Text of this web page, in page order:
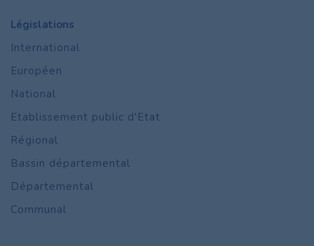
Législations
International
Européen
National
Etablissement public d'Etat
Régional
Bassin départemental
Départemental
Communal